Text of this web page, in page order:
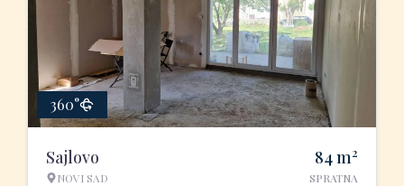
360°
Sajlovo
NOVI SAD
84m2
SPRATNA